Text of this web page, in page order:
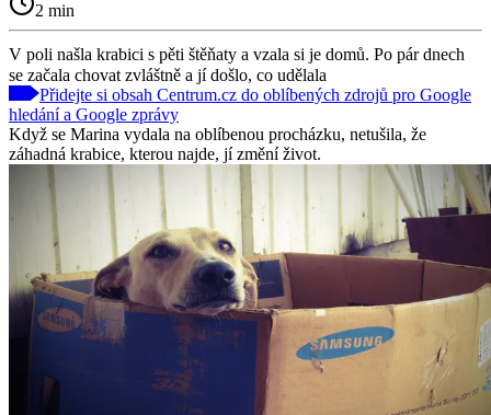
2 min
V poli našla krabici s pěti štěňaty a vzala si je domů. Po pár dnech
se začala chovat zvláštně a jí došlo, co udělala
Přidejte si obsah Centrum.cz do oblíbených zdrojů pro Google
hledání a Google zprávy
Když se Marina vydala na oblíbenou procházku, netušila, že
záhadná krabice, kterou najde, jí změní život.